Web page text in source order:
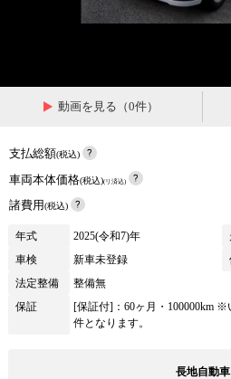
動画を見る（0件）
支払総額(税込)
車両本体価格(税込)(リ済込)
諸費用(税込)
年式 2025(令和7)年
車検
新車未登録
法定整備
整備無
保証
[保証付]：60ヶ月・100000km
件となります。
長地自動車